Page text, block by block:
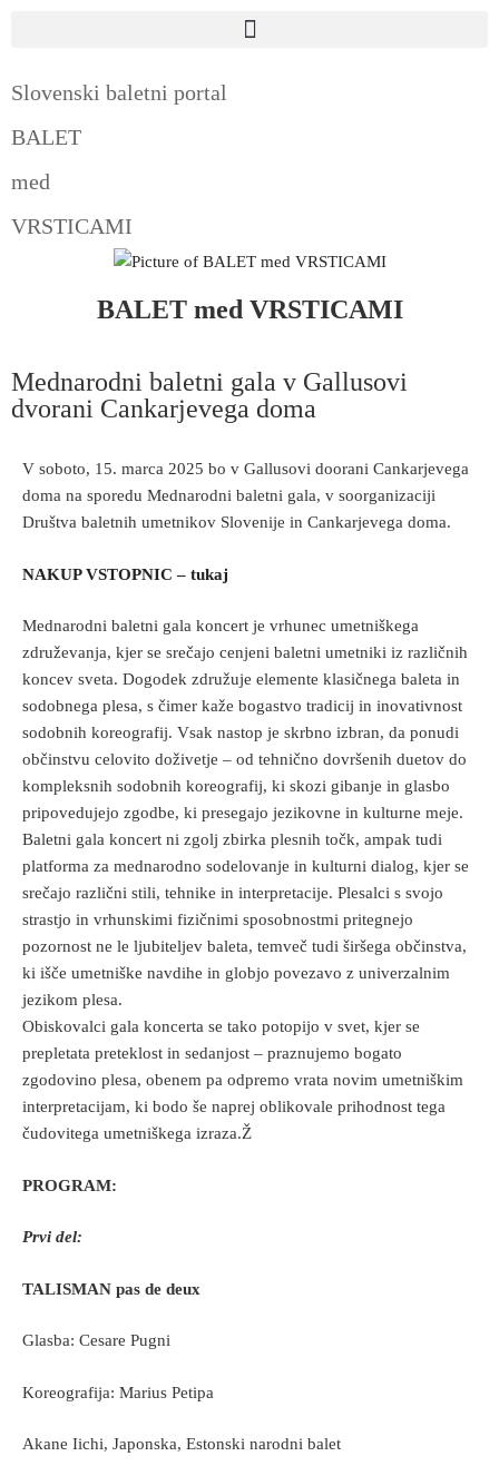
Slovenski baletni portal
BALET
med
VRSTICAMI
BALET med VRSTICAMI
Mednarodni baletni gala v Gallusovi
dvorani Cankarjevega doma
V soboto, 15. marca 2025 bo v Gallusovi doorani Cankarjevega
doma na sporedu Mednarodni baletni gala, v soorganizaciji
Društva baletnih umetnikov Slovenije in Cankarjevega doma.
NAKUP VSTOPNIC – tukaj
Mednarodni baletni gala koncert je vrhunec umetniškega
združevanja, kjer se srečajo cenjeni baletni umetniki iz različnih
koncev sveta. Dogodek združuje elemente klasičnega baleta in
sodobnega plesa, s čimer kaže bogastvo tradicij in inovativnost
sodobnih koreografij. Vsak nastop je skrbno izbran, da ponudi
občinstvu celovito doživetje – od tehnično dovršenih duetov do
kompleksnih sodobnih koreografij, ki skozi gibanje in glasbo
pripovedujejo zgodbe, ki presegajo jezikovne in kulturne meje.
Baletni gala koncert ni zgolj zbirka plesnih točk, ampak tudi
platforma za mednarodno sodelovanje in kulturni dialog, kjer se
srečajo različni stili, tehnike in interpretacije. Plesalci s svojo
strastjo in vrhunskimi fizičnimi sposobnostmi pritegnejo
pozornost ne le ljubiteljev baleta, temveč tudi širšega občinstva,
ki išče umetniške navdihe in globjo povezavo z univerzalnim
jezikom plesa.
Obiskovalci gala koncerta se tako potopijo v svet, kjer se
prepletata preteklost in sedanjost – praznujemo bogato
zgodovino plesa, obenem pa odpremo vrata novim umetniškim
interpretacijam, ki bodo še naprej oblikovale prihodnost tega
čudovitega umetniškega izraza.Ž
PROGRAM:
Prvi del:
TALISMAN pas de deux
Glasba: Cesare Pugni
Koreografija: Marius Petipa
Akane Iichi, Japonska, Estonski narodni balet